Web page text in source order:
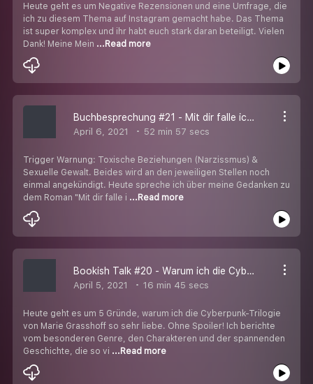
Heute geht es um Negative Rezensionen und eine Umfrage, die
ich zu diesem Thema auf Instagram gemacht habe. Das Thema
ist super komplex und ihr habt euch stark daran beteiligt. Vielen
Dank! Meine Mein ...Read more
Buchbesprechung #21 - Mit dir falle ich (Inka Lindberg)
April 6, 2021 52 min 57 secs
Trigger Warnung: Toxische Beziehungen (Narzissmus) &
Sexuelle Gewalt. Beides wird an den jeweiligen Stellen noch
einmal angekündigt. Heute spreche ich über meine Gedanken zu
dem Roman "Mit dir falle i ...Read more
Bookish Talk #20 - Warum ich die Cyberpunk-Trilogie so sehr liebe
April 5, 2021 16 min 45 secs
Heute geht es um 5 Gründe, warum ich die Cyberpunk-Trilogie
von Marie Grasshoff so sehr liebe. Ohne Spoiler! Ich berichte
vom besonderen Genre, den Charakteren und der spannenden
Geschichte, die so vi ...Read more